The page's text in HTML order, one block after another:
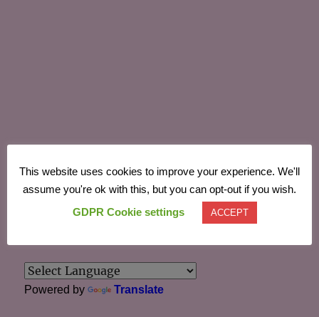
Află cum sunt procesate datele comentariilor tale.
Powered by Translate
This website uses cookies to improve your experience. We'll
assume you're ok with this, but you can opt-out if you wish.
GDPR Cookie settings
ACCEPT